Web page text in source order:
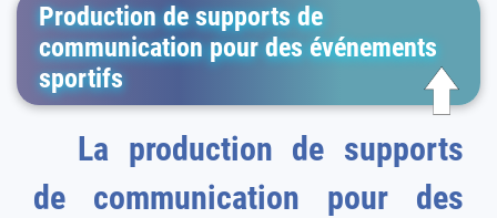
Production de supports de
communication pour des événements
sportifs
La production de supports
de communication pour des